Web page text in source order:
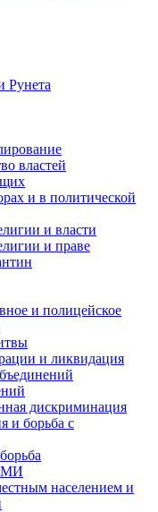
Рунета
властей
и в политической
и власти
и праве
и полицейское
и ликвидация
дискриминация
и борьба с
населением и